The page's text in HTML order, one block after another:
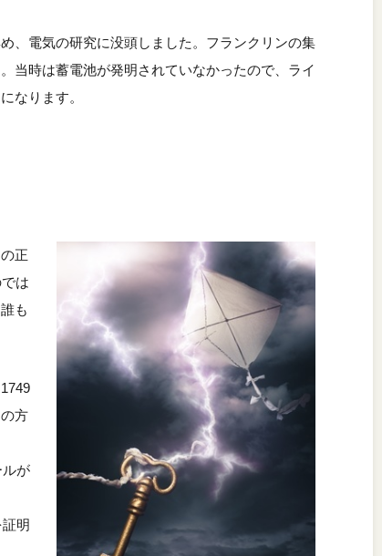
、電気の研究に没頭しました。フランクリンの集
当時は蓄電池が発明されていなかったので、ライ
なります。
正
は
も
方
が
明